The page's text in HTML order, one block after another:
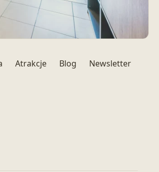
Atrakcje Blog Newsletter